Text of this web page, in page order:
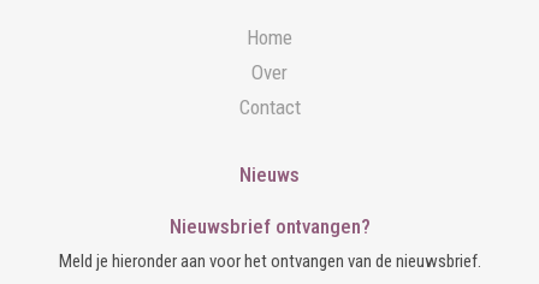
Home
Over
Contact
Nieuws
Nieuwsbrief ontvangen?
Meld je hieronder aan voor het ontvangen van de nieuwsbrief.